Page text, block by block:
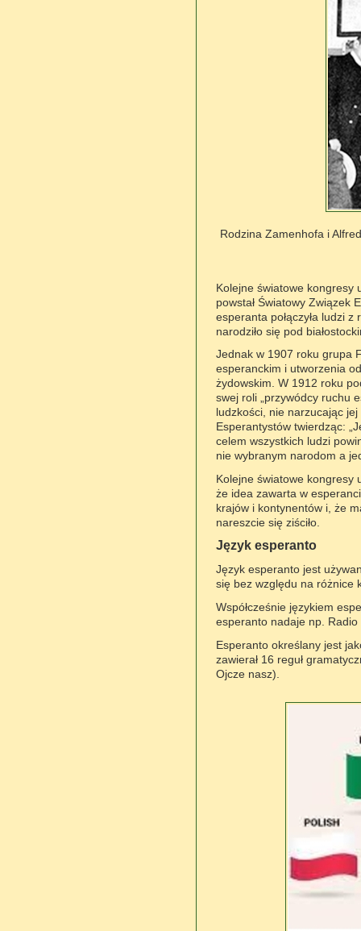
Rodzina Zamenhofa i
Kolejne światowe kongresy
powstał Światowy Związek
esperanta połączyła ludzi
narodziło się pod
Jednak w 1907 roku grupa
esperanckim i utworzenia
żydowskim. W 1912 roku
swej roli „przywódcy ruchu
ludzkości, nie narzucając
Esperantystów twierdząc:
celem wszystkich ludzi
nie wybranym narodom a
Kolejne światowe kongresy
że idea zawarta w
krajów i kontynentów i, że
nareszcie się ziściło.
Język esperanto
Język esperanto jest
się bez względu na różnice
Współcześnie językiem
esperanto nadaje np. Radio
Esperanto określany jest
zawierał 16 reguł
Ojcze nasz).